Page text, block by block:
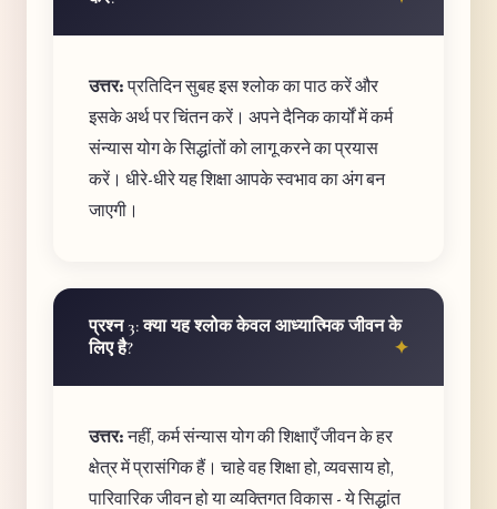
उत्तर:प्रतिदिन सुबह इस श्लोक का पाठ करें और
इसके अर्थ पर चिंतन करें। अपने दैनिक कार्यों में कर्म
संन्यास योग के सिद्धांतों को लागू करने का प्रयास
करें। धीरे-धीरे यह शिक्षा आपके स्वभाव का अंग बन
जाएगी।
प्रश्न 3: क्या यह श्लोक केवल आध्यात्मिक जीवन के
लिए है?
उत्तर:नहीं, कर्म संन्यास योग की शिक्षाएँ जीवन के हर
क्षेत्र में प्रासंगिक हैं। चाहे वह शिक्षा हो, व्यवसाय हो,
पारिवारिक जीवन हो या व्यक्तिगत विकास - ये सिद्धांत